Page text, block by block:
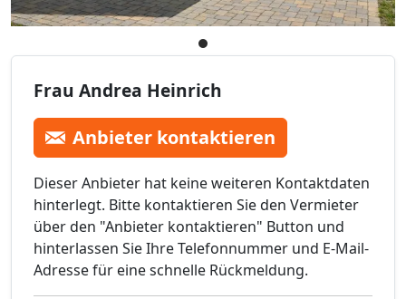
Frau Andrea Heinrich
Anbieter kontaktieren
Dieser Anbieter hat keine weiteren Kontaktdaten
hinterlegt. Bitte kontaktieren Sie den Vermieter
über den "Anbieter kontaktieren" Button und
hinterlassen Sie Ihre Telefonnummer und E-Mail-
Adresse für eine schnelle Rückmeldung.